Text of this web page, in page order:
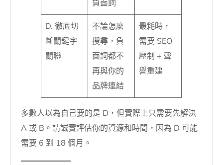
負面詞
D. 徹底切
斷關鍵字
關聯
不論怎麼
搜尋，負
面詞都不
再與你的
品牌連結
最耗時，
需要 SEO
壓制 + 聲
譽重建
多數人以為自己要的是 D，但實際上只需要先解決
A 或 B。請誠實評估你的資源和時間，因為 D 可能
需要 6 到 18 個月。